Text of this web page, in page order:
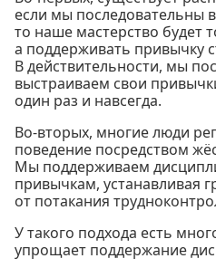
если мы последовательны
то наше мастерство будет
а поддерживать привычку
В действительности, мы
выстраиваем свои
один раз и навсегда.
Во-вторых, многие люди
поведение посредством
Мы поддерживаем
привычкам, устанавливая
от потакания
У такого подхода есть
упрощает поддержание